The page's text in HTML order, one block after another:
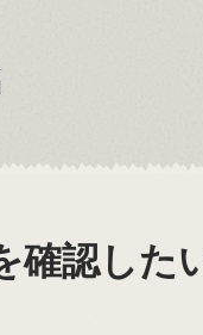
確認した